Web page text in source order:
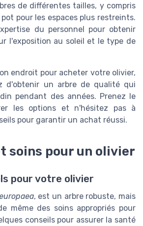
de différentes tailles, y compris
pour les espaces plus restreints.
du personnel pour obtenir
l'exposition au soleil et le type de
endroit pour acheter votre olivier,
d'obtenir un arbre de qualité qui
pendant des années. Prenez le
les options et n'hésitez pas à
pour garantir un achat réussi.
soins pour un olivier
pour votre olivier
, est un arbre robuste, mais
même des soins appropriés pour
conseils pour assurer la santé